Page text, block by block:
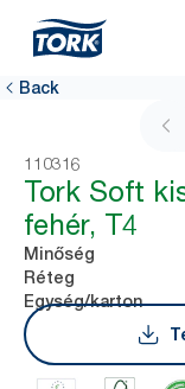
Back
110316
Tork Soft
fehér, T4
Minőség
Réteg
Egység/karton